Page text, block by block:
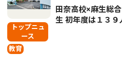
トップニュ
ース
教育
田奈高校×麻生総
生 初年度は１３９